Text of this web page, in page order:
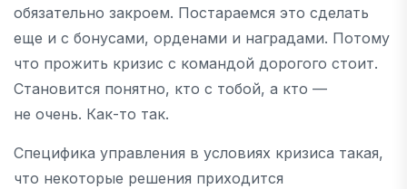
обязательно закроем. Постараемся это сделать
еще и с бонусами, орденами и наградами. Потому
что прожить кризис с командой дорогого стоит.
Становится понятно, кто с тобой, а кто —
не очень. Как-то так.
Специфика управления в условиях кризиса такая,
что некоторые решения приходится